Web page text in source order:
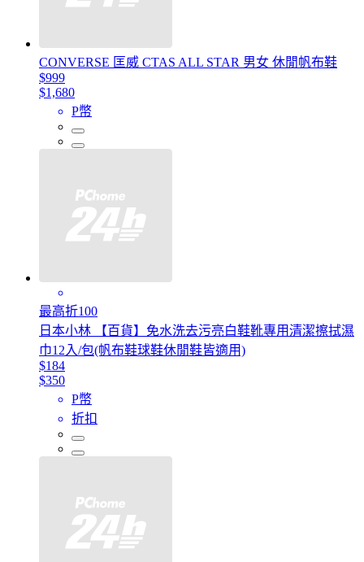
CONVERSE 匡威 CTAS ALL STAR 男女 休閒帆布鞋
$999
$1,680
P幣
最高折100
日本小林 【百貨】免水洗去污亮白鞋靴專用清潔擦拭濕
巾12入/包(帆布鞋球鞋休閒鞋皆適用)
$184
$350
P幣
折扣